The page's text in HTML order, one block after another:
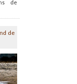
de
de